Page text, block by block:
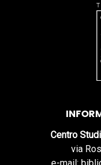
Centro
via